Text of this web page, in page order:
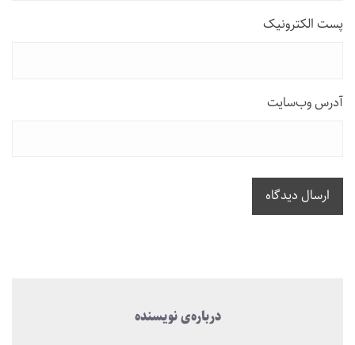
پست الکترونیک
آدرس وب‌سایت
ارسال دیدگاه
درباره‌ی نویسنده